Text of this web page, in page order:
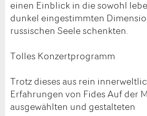
einen Einblick in die sowohl
dunkel eingestimmten
russischen Seele schenkten.
Tolles Konzertprogramm
Trotz dieses aus rein
Erfahrungen von Fides Auf der
ausgewählten und gestalteten